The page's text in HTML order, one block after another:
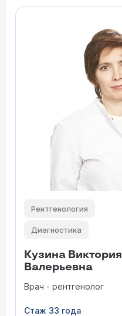
Рентгенология
Диагностика
Кузина Виктория
Валерьевна
Врач - рентгенолог
Стаж 33 года